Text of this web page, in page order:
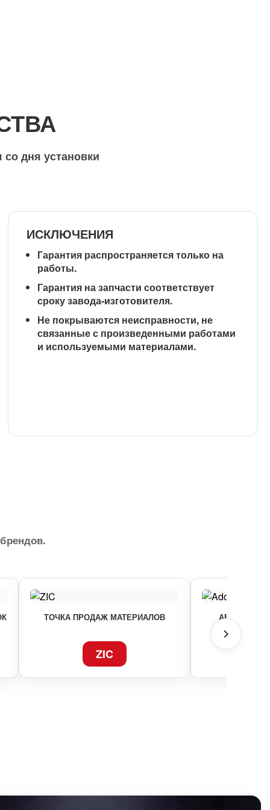
дня установки
ИСКЛЮЧЕНИЯ
Гарантия распространяетсятолько на
работы.
Гарантия на запчасти соответствует
сроку завода-изготовителя.
Не покрываются неисправности, не
связанные с произведенными работами
и используемыми материалами.
ТОЧКА ПРОДАЖ МАТЕРИАЛОВ
ZIC